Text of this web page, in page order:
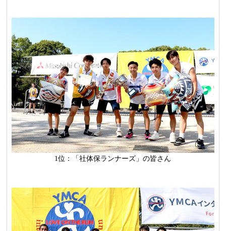
1位：「社体保ランナーズ」の皆さん